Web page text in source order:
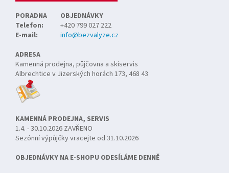
PORADNA
OBJEDNÁVKY
Telefon:
+420 799 027 222
E-mail:
info@bezvalyze.cz
ADRESA
Kamenná prodejna, půjčovna a skiservis
Albrechtice v Jizerských horách 173, 468 43
KAMENNÁ PRODEJNA, SERVIS
1.4. - 30.10.2026 ZAVŘENO
Sezónní výpůjčky vracejte od 31.10.2026
OBJEDNÁVKY NA E-SHOPU ODESÍLÁME DENNĚ